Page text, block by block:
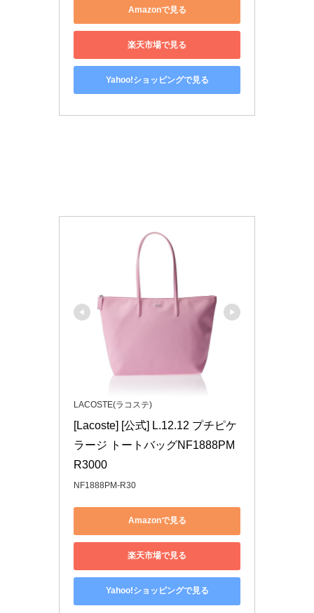
Amazonで見る
楽天市場で見る
Yahoo!ショッピングで見る
LACOSTE(ラコステ)
[Lacoste] [公式] L.12.12 プチピケ
ラージ トートバッグNF1888PM
R3000
NF1888PM-R30
Amazonで見る
楽天市場で見る
Yahoo!ショッピングで見る